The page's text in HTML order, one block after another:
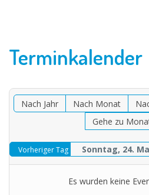
Terminkalender
Nach Jahr Nach Monat
Gehe zu
Vorheriger Tag Sonntag, 24.
Es wurden keine